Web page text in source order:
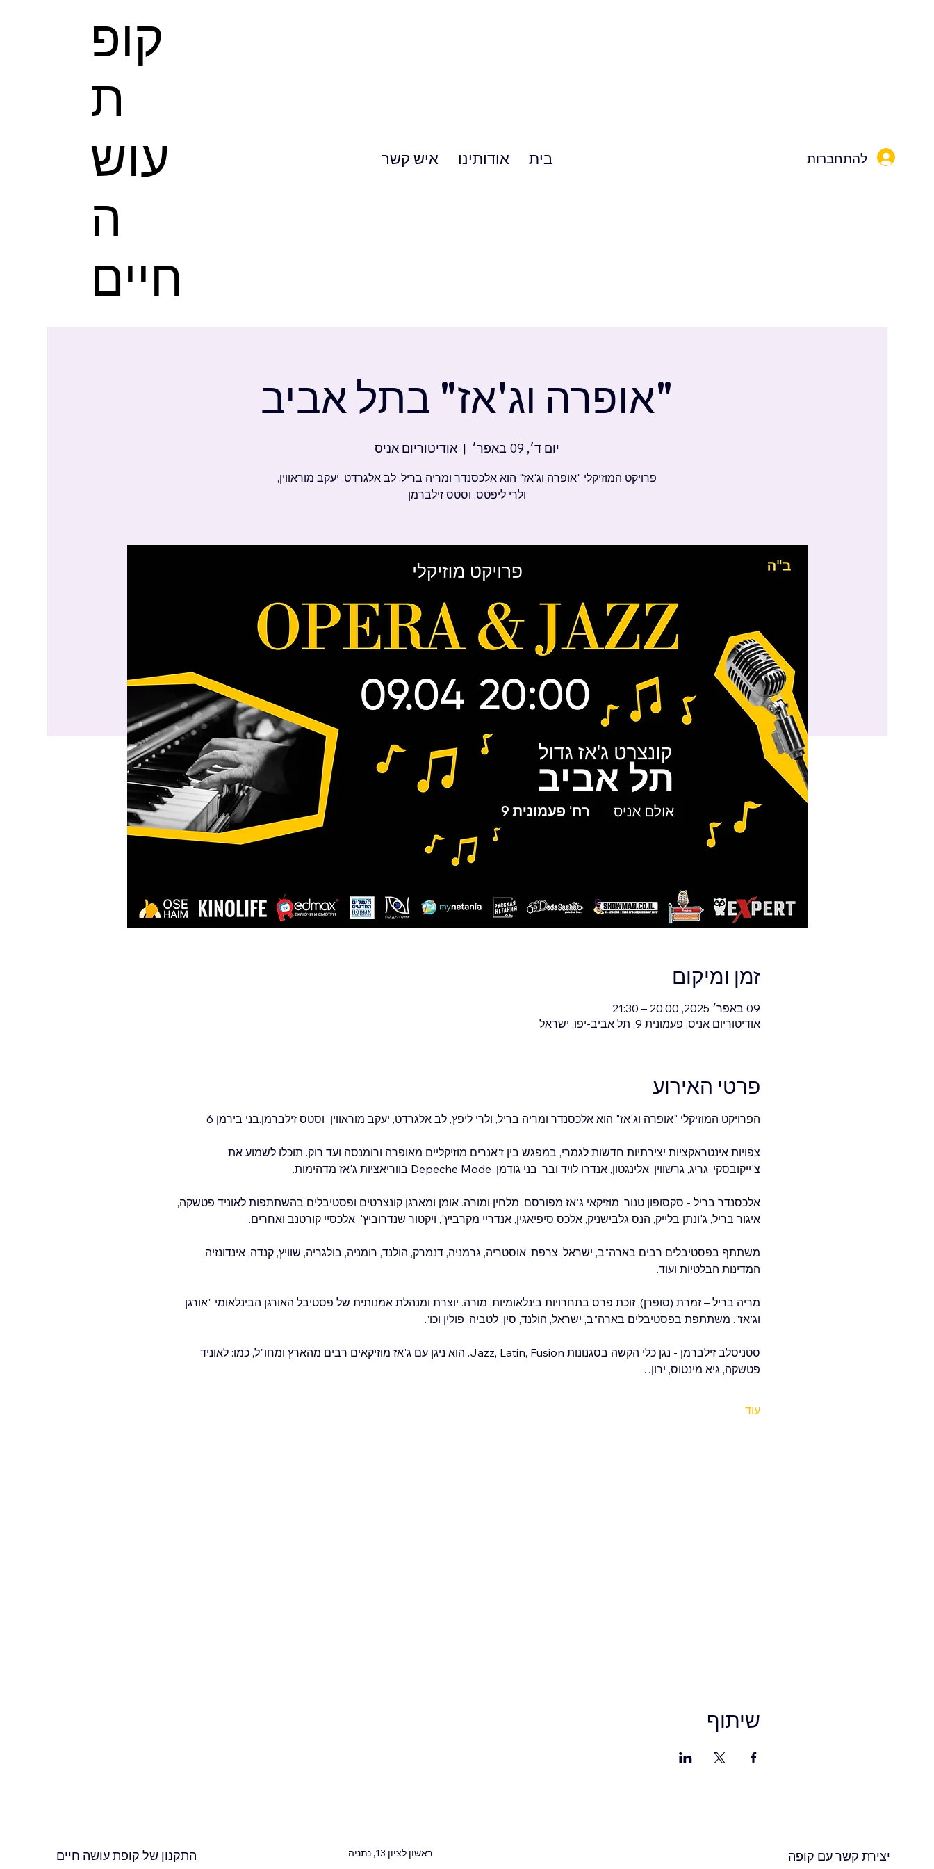
קופ
עוש
ה
חיים
בית אודותינו איש קשר להתחברות
"אופרה וג'אז" בתל אביב
יום ד׳, 09 באפר׳
  |
אודיטוריום אניס
פרויקט המוזיקלי "אופרה וג'אז" הוא אלכסנדר ומריה בריל, לב אלגרדט, יעקב מוראווין,
ולרי ליפטס, וסטס זילברמן
זמן ומיקום
09 באפר׳ 2025, 20:00 – 21:30
אודיטוריום אניס, פעמונית 9, תל אביב-יפו, ישראל
פרטי האירוע
הפרויקט המוזיקלי "אופרה וג'אז" הוא אלכסנדר ומריה בריל, ולרי ליפץ, לב אלגרדט, יעקב מוראווין  וסטס זילברמן.בני בירמן 6
צפויות אינטראקציות יצירתיות חדשות לגמרי, במפגש בין ז'אנרים מוזיקליים מאופרה ורומנסה ועד רוק. תוכלו לשמוע את
צ'ייקובסקי, גריג, גרשווין, אלינגטון, אנדרו לויד ובר, בני גודמן, Depeche Mode בווריאציות ג'אז מדהימות.
אלכסנדר בריל - סקסופון טנור. מוזיקאי ג'אז מפורסם, מלחין ומורה. אומן ומארגן קונצרטים ופסטיבלים בהשתתפות לאוניד פטשקה,
איגור בריל, ג'ונתן בלייק, הנס גלבישניק, אלכס סיפיאגין, אנדריי מקרביץ', ויקטור שנדרוביץ', אלכסיי קורטנב ואחרים.
משתתף בפסטיבלים רבים בארה"ב, ישראל, צרפת, אוסטריה, גרמניה, דנמרק, הולנד, רומניה, בולגריה, שוויץ, קנדה, אינדונזיה,
המדינות הבלטיות ועוד.
מריה בריל – זמרת (סופרן), זוכת פרס בתחרויות בינלאומיות, מורה. יוצרת ומנהלת אמנותית של פסטיבל האורגן הבינלאומי "אורגן
וג'אז". משתתפת בפסטיבלים בארה"ב, ישראל, הולנד, סין, לטביה, פולין וכו'.
סטניסלב זילברמן - נגן כלי הקשה בסגנונות Jazz, Latin, Fusion. הוא ניגן עם ג'אז מוזיקאים רבים מהארץ ומחו"ל, כמו: לאוניד
פטשקה, גיא מינטוס, ירון…
עוד
שיתוף
התקנון של קופת עושה חיים ראשון לציון 13, נתניה יצירת קשר עם קופה